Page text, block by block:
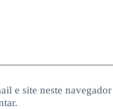
e site neste navegador